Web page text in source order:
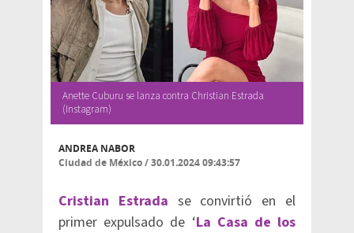
Anette Cuburu se lanza contra Christian Estrada
(Instagram)
ANDREA NABOR
Ciudad de México/30.01.2024 09:43:57
Cristian Estrada se convirtió en el
primer expulsado de ‘La Casa de los